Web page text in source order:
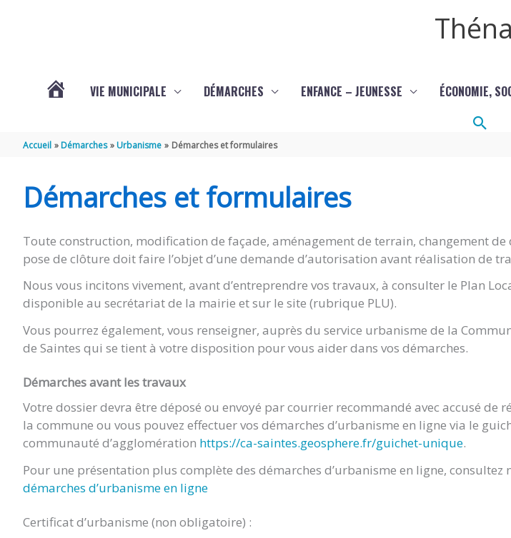
THÉNAC
VIE MUNICIPALE DÉMARCHES ENFANCE – JEUNESSE ÉCONOMIE,
Accueil Démarches Urbanisme Démarches et formulaires
Démarches et formulaires
Toute construction, modification de façade, aménagement de terrain, changement
pose de clôture doit faire l’objet d’une demande d’autorisation avant réalisation de
Nous vous incitons vivement, avant d’entreprendre vos travaux, à consulter le Plan
disponible au secrétariat de la mairie et sur le site (rubrique PLU).
Vous pourrez également, vous renseigner, auprès du service urbanisme de la
de Saintes qui se tient à votre disposition pour vous aider dans vos démarches.
Démarches avant les travaux
Votre dossier devra être déposé ou envoyé par courrier recommandé avec accusé de
la commune ou vous pouvez effectuer vos démarches d’urbanisme en ligne via le
communauté d’agglomération https://ca-saintes.geosphere.fr/guichet-unique.
Pour une présentation plus complète des démarches d’urbanisme en ligne, consultez
démarches d’urbanisme en ligne
Certificat d’urbanisme (non obligatoire) :